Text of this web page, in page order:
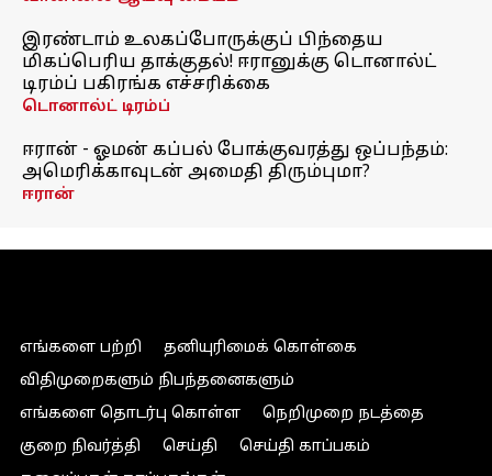
இரண்டாம் உலகப்போருக்குப் பிந்தைய
மிகப்பெரிய தாக்குதல்! ஈரானுக்கு டொனால்ட்
டிரம்ப் பகிரங்க எச்சரிக்கை
டொனால்ட் டிரம்ப்
ஈரான் - ஓமன் கப்பல் போக்குவரத்து ஒப்பந்தம்:
அமெரிக்காவுடன் அமைதி திரும்புமா?
ஈரான்
எங்களை பற்றி
தனியுரிமைக் கொள்கை
விதிமுறைகளும் நிபந்தனைகளும்
எங்களை தொடர்பு கொள்ள
நெறிமுறை நடத்தை
குறை நிவர்த்தி
செய்தி
செய்தி காப்பகம்